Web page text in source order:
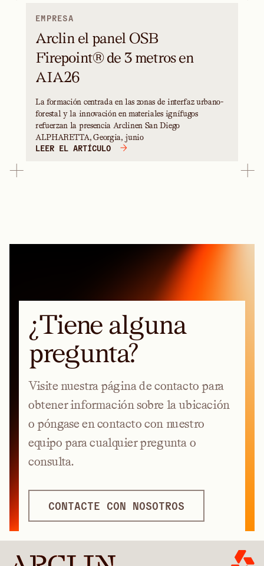
EMPRESA
Arclin el panel OSB
Firepoint® de 3 metros en
AIA26
La formación centrada en las zonas de interfaz urbano-
forestal y la innovación en materiales ignífugos
refuerzan la presencia Arclinen San Diego
ALPHARETTA, Georgia, junio
LEER EL ARTÍCULO
¿Tiene alguna
pregunta?
Visite nuestra página de contacto para
obtener información sobre la ubicación
o póngase en contacto con nuestro
equipo para cualquier pregunta o
consulta.
CONTACTE CON NOSOTROS